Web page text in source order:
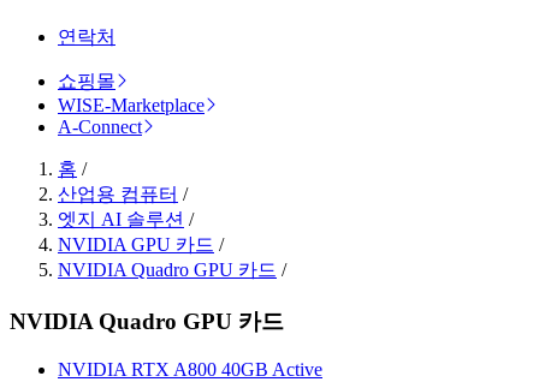
연락처
쇼핑몰
WISE-Marketplace
A-Connect
홈 /
산업용 컴퓨터 /
엣지 AI 솔루션 /
NVIDIA GPU 카드 /
NVIDIA Quadro GPU 카드 /
NVIDIA Quadro GPU 카드
NVIDIA RTX A800 40GB Active